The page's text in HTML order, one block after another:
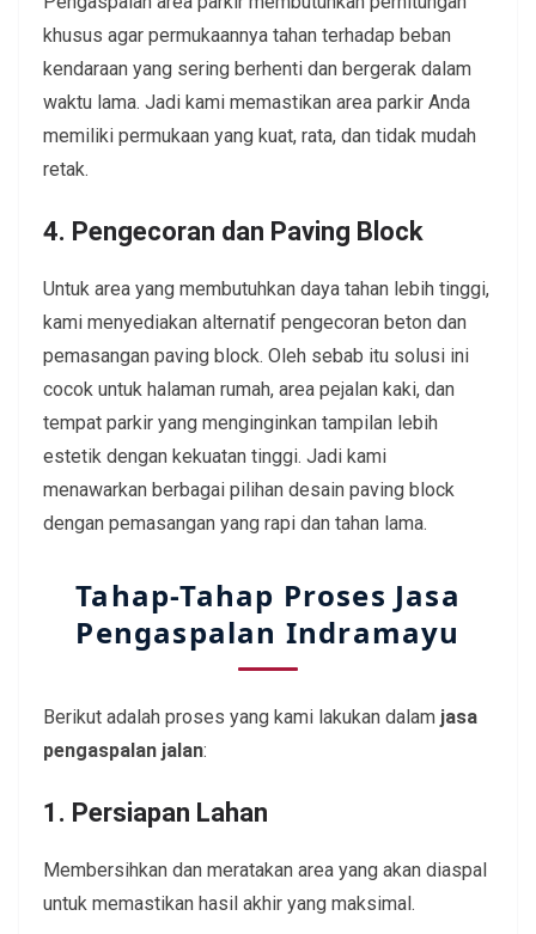
khusus agar permukaannya tahan terhadap beban
kendaraan yang sering berhenti dan bergerak dalam
waktu lama. Jadi kami memastikan area parkir Anda
memiliki permukaan yang kuat, rata, dan tidak mudah
retak.
4. Pengecoran dan Paving Block
Untuk area yang membutuhkan daya tahan lebih tinggi,
kami menyediakan alternatif pengecoran beton dan
pemasangan paving block. Oleh sebab itu solusi ini
cocok untuk halaman rumah, area pejalan kaki, dan
tempat parkir yang menginginkan tampilan lebih
estetik dengan kekuatan tinggi. Jadi kami
menawarkan berbagai pilihan desain paving block
dengan pemasangan yang rapi dan tahan lama.
Tahap-Tahap Proses Jasa
Pengaspalan Indramayu
Berikut adalah proses yang kami lakukan dalam jasa
pengaspalan jalan:
1. Persiapan Lahan
Membersihkan dan meratakan area yang akan diaspal
untuk memastikan hasil akhir yang maksimal.